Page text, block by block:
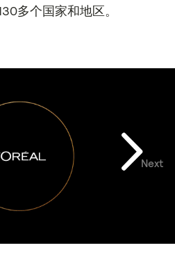
多个国家和地区。
Next